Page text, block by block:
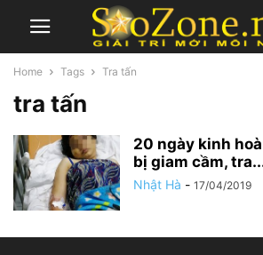
Home Tags Tra tấn
tra tấn
20 ngày kinh
bị giam cầm,
Nhật Hà - 17/04/2019